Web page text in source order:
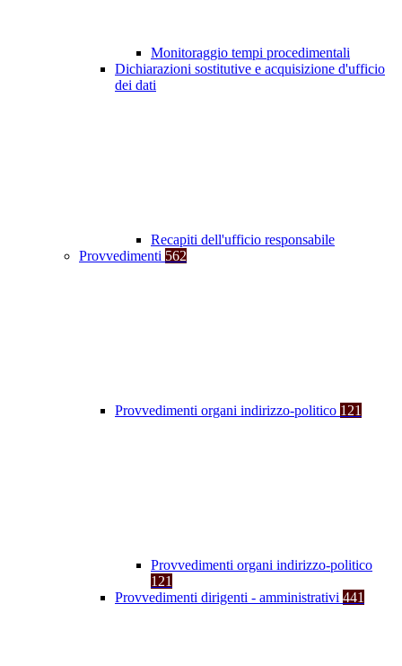
Monitoraggio tempi procedimentali
Dichiarazioni sostitutive e acquisizione d'ufficio
dei dati
Recapiti dell'ufficio responsabile
Provvedimenti 562
Provvedimenti organi indirizzo-politico 121
Provvedimenti organi indirizzo-politico
121
Provvedimenti dirigenti - amministrativi 441